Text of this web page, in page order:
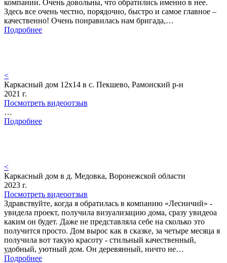
компании. Очень довольны, что обратились именно в нее.
Здесь все очень честно, порядочно, быстро и самое главное –
качественно! Очень понравилась нам бригада,…
Подробнее
<
Каркасный дом 12х14 в с. Пекшево, Рамонский р-н
2021 г.
Посмотреть видеоотзыв
…
Подробнее
<
Каркасный дом в д. Медовка, Воронежской области
2023 г.
Посмотреть видеоотзыв
Здравствуйте, когда я обратилась в компанию «Лесничий» -
увидела проект, получила визуализацию дома, сразу увидеоа
каким он будет. Даже не представляла себе на сколько это
получится просто. Дом вырос как в сказке, за четыре месяца я
получила вот такую красоту - стильный качественный,
удобный, уютный дом. Он деревянный, ничто не…
Подробнее